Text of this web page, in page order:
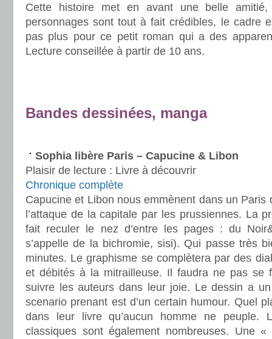
Cette histoire met en avant une belle amitié,
personnages sont tout à fait crédibles, le cadre
pas plus pour ce petit roman qui a des
Lecture conseillée à partir de 10 ans.
Bandes dessinées, manga
Sophia libère Paris – Capucine & Libon
Plaisir de lecture : Livre à découvrir
Chronique complète
Capucine et Libon nous emmènent dans un Paris
l’attaque de la capitale par les prussiennes. La
fait reculer le nez d’entre les pages : du
s’appelle de la bichromie, sisi). Qui passe très
minutes. Le graphisme se complètera par des
et débités à la mitrailleuse. Il faudra ne pas se
suivre les auteurs dans leur joie. Le dessin a
scenario prenant est d’un certain humour. Quel
dans leur livre qu’aucun homme ne peuple.
classiques sont également nombreuses. Une